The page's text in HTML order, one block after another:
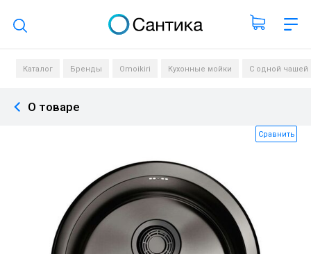
Поиск по каталогу
Каталог Бренды Omoikiri Кухонные мойки С одной чашей
О товаре
Сравнить